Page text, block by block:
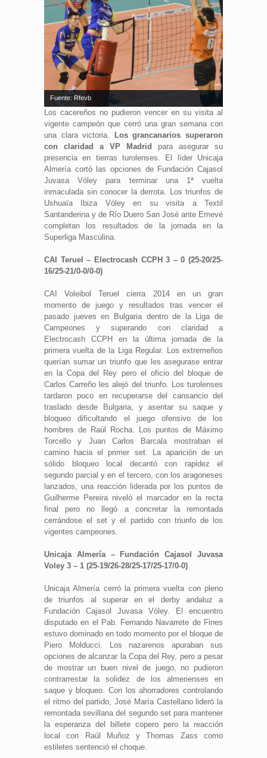
Fuente: Rfevb
Los cacereños no pudieron vencer en su visita al
vigente campeón que cerró una gran semana con
una clara victoria.
Los grancanarios superaron
con claridad a VP Madrid
para asegurar su
presencia en tierras turolenses. El líder Unicaja
Almería cortó las opciones de Fundación Cajasol
Juvasa Vóley para terminar una 1ª vuelta
inmaculada sin conocer la derrota. Los triunfos de
Ushuaïa Ibiza Vóley en su visita a Textil
Santanderina y de Río Duero San José ante Emevé
completan los resultados de la jornada en la
Superliga Masculina.
CAI Teruel – Electrocash CCPH 3 – 0 (25-20/25-
16/25-21/0-0/0-0)
CAI Voleibol Teruel cierra 2014 en un gran
momento de juego y resultados tras vencer el
pasado jueves en Bulgaria dentro de la Liga de
Campeones y superando con claridad a
Electrocash CCPH en la última jornada de la
primera vuelta de la Liga Regular. Los extremeños
querían sumar un triunfo que les asegurase entrar
en la Copa del Rey pero el oficio del bloque de
Carlos Carreño les alejó del triunfo. Los turolenses
tardaron poco en recuperarse del cansancio del
traslado desde Bulgaria, y asentar su saque y
bloqueo dificultando el juego ofensivo de los
hombres de Raúl Rocha. Los puntos de Máximo
Torcello y Juan Carlos Barcala mostraban el
camino hacia el primer set. La aparición de un
sólido bloqueo local decantó con rapidez el
segundo parcial y en el tercero, con los aragoneses
lanzados, una reacción liderada por los puntos de
Guilherme Pereira niveló el marcador en la recta
final pero no llegó a concretar la remontada
cerrándose el set y el partido con triunfo de los
vigentes campeones.
Unicaja Almería – Fundación Cajasol Juvasa
Voley 3 – 1 (25-19/26-28/25-17/25-17/0-0)
Unicaja Almería cerró la primera vuelta con pleno
de triunfos al superar en el derby andaluz a
Fundación Cajasol Juvasa Vóley. El encuentro
disputado en el Pab. Fernando Navarrete de Fines
estuvo dominado en todo momento por el bloque de
Piero Molducci. Los nazarenos apuraban sus
opciones de alcanzar la Copa del Rey, pero a pesar
de mostrar un buen nivel de juego, no pudieron
contrarrestar la solidez de los almerienses en
saque y bloqueo. Con los ahorradores controlando
el ritmo del partido, José María Castellano lideró la
remontada sevillana del segundo set para mantener
la esperanza del billete copero pero la reacción
local con Raúl Muñoz y Thomas Zass como
estiletes sentenció el choque.